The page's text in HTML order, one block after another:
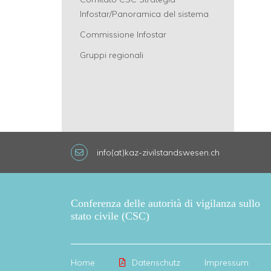
Infostar/Panoramica del sistema
Commissione Infostar
Gruppi regionali
info(at)kaz-zivilstandswesen.ch
Conferenza delle autorità di vigilanza sullo
stato civile (CSC)
Home Datenschutz Impressum